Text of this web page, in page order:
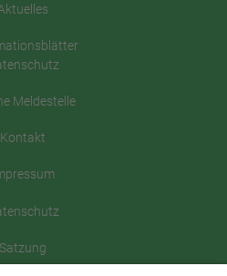
Meldestelle
Kontakt
Satzung